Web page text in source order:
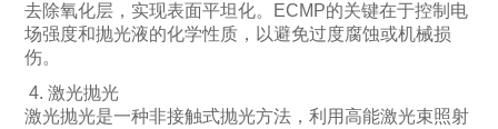
去除氧化层，实现表面平坦化。ECMP的关键在于控制电
场强度和抛光液的化学性质，以避免过度腐蚀或机械损
伤。
4. 激光抛光
激光抛光是一种非接触式抛光方法，利用高能激光束照射